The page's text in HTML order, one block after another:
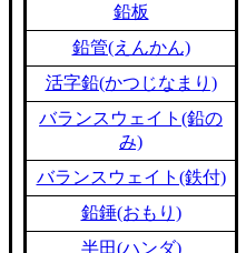
鉛板
鉛管(えんかん)
活字鉛(かつじなまり)
バランスウェイト(鉛の
み)
バランスウェイト(鉄付)
鉛錘(おもり)
半田(ハンダ)